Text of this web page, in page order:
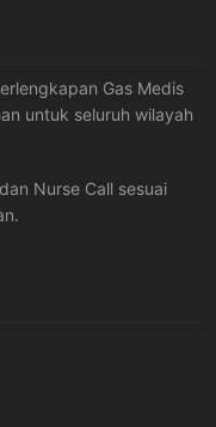
Gas Medis
untuk seluruh wilayah
Nurse Call sesuai